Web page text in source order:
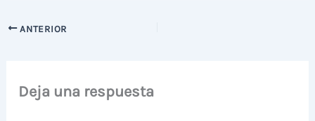
ANTERIOR
Deja una respuesta